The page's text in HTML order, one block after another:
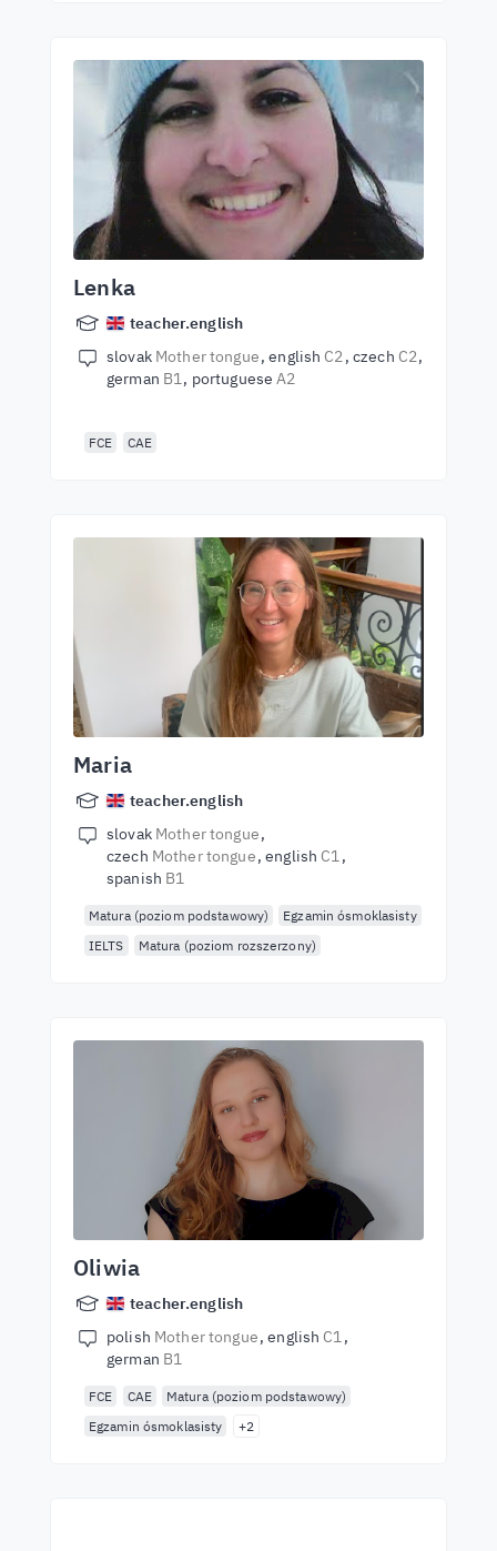
Lenka
teacher.english
slovak Mother tongue english C2 czech C2
german B1 portugueseA2
FCE CAE
Maria
teacher.english
slovak Mother tongue
czech Mother tongue english C1
spanish B1
Matura (poziom podstawowy)
Egzamin ósmoklasisty
IELTS
Matura (poziom rozszerzony)
Oliwia
teacher.english
polish Mother tongue english C1
german B1
FCE CAE
Matura (poziom podstawowy)
Egzamin ósmoklasisty
+2